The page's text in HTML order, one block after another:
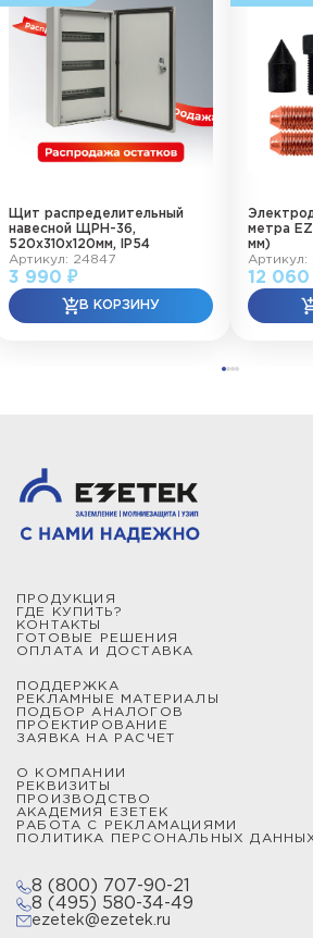
Щит распределительный
навесной ЩРН-36,
520х310х120мм, IP54
Артикул: 24847
3 990 ₽
метра
мм)
Артикул:
12 060
ПРОДУКЦИЯ
ГДЕ КУПИТЬ?
КОНТАКТЫ
ГОТОВЫЕ РЕШЕНИЯ
ОПЛАТА И ДОСТАВКА
ПОДДЕРЖКА
РЕКЛАМНЫЕ МАТЕРИАЛЫ
ПОДБОР АНАЛОГОВ
ПРОЕКТИРОВАНИЕ
ЗАЯВКА НА РАСЧЕТ
О КОМПАНИИ
РЕКВИЗИТЫ
ПРОИЗВОДСТВО
АКАДЕМИЯ ЕЗЕТЕК
РАБОТА С РЕКЛАМАЦИЯМИ
ПОЛИТИКА ПЕРСОНАЛЬНЫХ
8 (800) 707-90-21
8 (495) 580-34-49
ezetek@ezetek.ru